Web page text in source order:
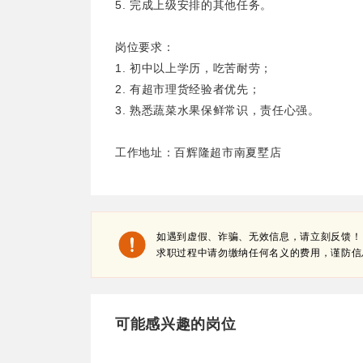
5. 完成上级安排的其他任务。
岗位要求：
1. 初中以上学历，吃苦耐劳；
2. 有超市理货经验者优先；
3. 熟悉蔬菜水果保鲜常识，责任心强。
工作地址：百辉隆超市南夏墅店
如遇到虚假、诈骗、无效信息，请立刻反馈！
求职过程中请勿缴纳任何名义的费用，谨防信
可能感兴趣的岗位